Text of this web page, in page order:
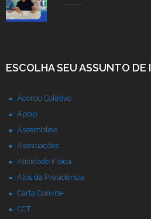
ESCOLHA SEU ASSUNTO DE
Acordo Coletivo
Apoio
Assembleia
Associações
Atividade Física
Atos da Presidência
Carta Convite
CCT